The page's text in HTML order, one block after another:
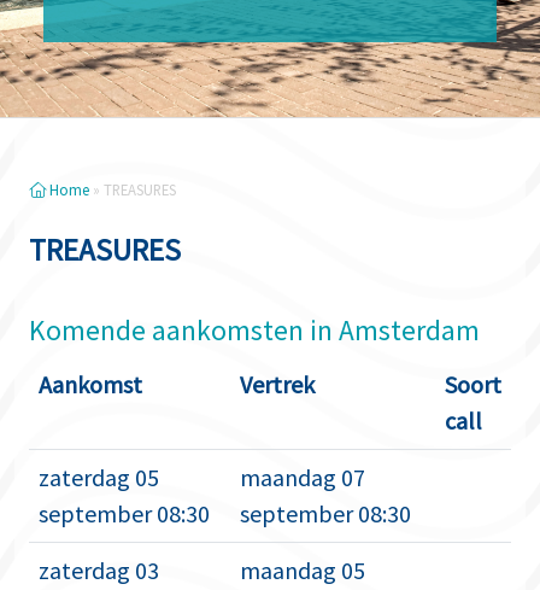
Home » TREASURES
TREASURES
Komende aankomsten in Amsterdam
Aankomst Vertrek
Soort
call
zaterdag 05
september 08:30
maandag 07
september 08:30
zaterdag 03
maandag 05